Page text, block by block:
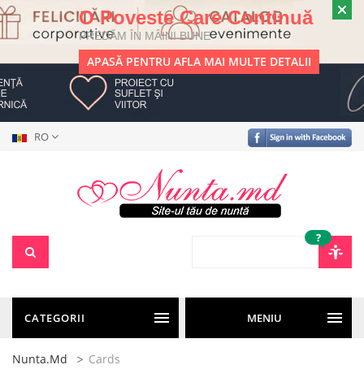
O Poveste Care Continuă
PREDĂM ÎN MÂINI BUNE
APASĂ PENTRU AFLA MAI MULTE DETALII
RO
?
CATEGORII MENIU
Nunta.md Cards